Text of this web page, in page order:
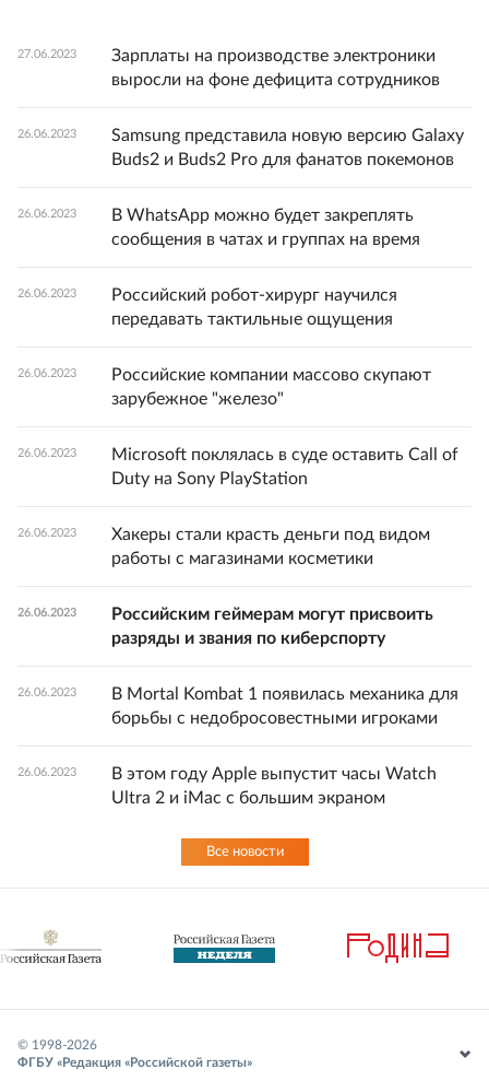
27.06.2023
Зарплаты на производстве электроники
выросли на фоне дефицита сотрудников
26.06.2023
Samsung представила новую версию Galaxy
Buds2 и Buds2 Pro для фанатов покемонов
26.06.2023
В WhatsApp можно будет закреплять
сообщения в чатах и группах на время
26.06.2023
Российский робот-хирург научился
передавать тактильные ощущения
26.06.2023
Российские компании массово скупают
зарубежное "железо"
26.06.2023
Microsoft поклялась в суде оставить Call of
Duty на Sony PlayStation
26.06.2023
Хакеры стали красть деньги под видом
работы с магазинами косметики
26.06.2023
Российским геймерам могут присвоить
разряды и звания по киберспорту
26.06.2023
В Mortal Kombat 1 появилась механика для
борьбы с недобросовестными игроками
26.06.2023
В этом году Apple выпустит часы Watch
Ultra 2 и iMac с большим экраном
Все новости
© 1998-2026
ФГБУ «Редакция «Российской газеты»